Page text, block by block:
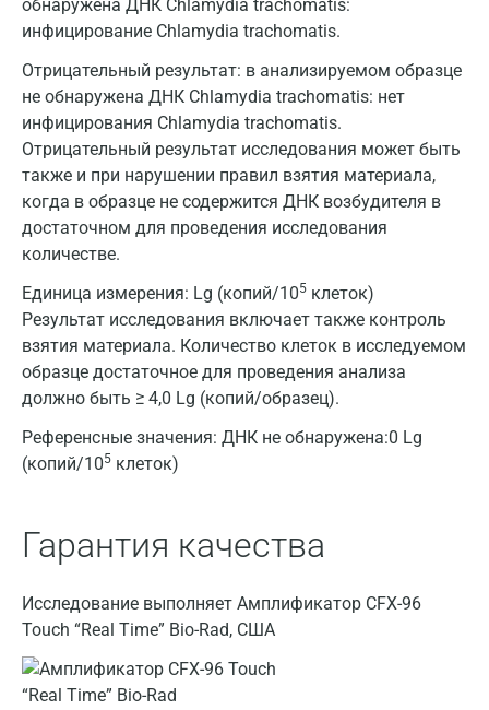
обнаружена ДНК Chlamydia trachomatis:
инфицирование Chlamydia trachomatis.
Отрицательный результат: в анализируемом образце
не обнаружена ДНК Chlamydia trachomatis: нет
инфицирования Chlamydia trachomatis.
Отрицательный результат исследования может быть
также и при нарушении правил взятия материала,
когда в образце не содержится ДНК возбудителя в
достаточном для проведения исследования
количестве.
Единица измерения: Lg (копий/105 клеток)
Результат исследования включает также контроль
взятия материала. Количество клеток в исследуемом
образце достаточное для проведения анализа
должно быть ≥ 4,0 Lg (копий/образец).
Референсные значения: ДНК не обнаружена:0 Lg
(копий/105 клеток)
Гарантия качества
Исследование выполняет Амплификатор CFX-96
Touch “Real Time” Bio-Rad, США
Москва
Санкт-Петербург
Нижний Новгород
Казань
Альметьевск
Апрелевка
Армавир
Балашиха
Барнаул
Великий Новгород